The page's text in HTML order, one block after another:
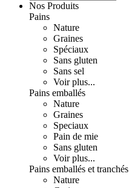
Nos Produits
Pains
Nature
Graines
Spéciaux
Sans gluten
Sans sel
Voir plus...
Pains emballés
Nature
Graines
Speciaux
Pain de mie
Sans gluten
Voir plus...
Pains emballés et tranchés
Nature